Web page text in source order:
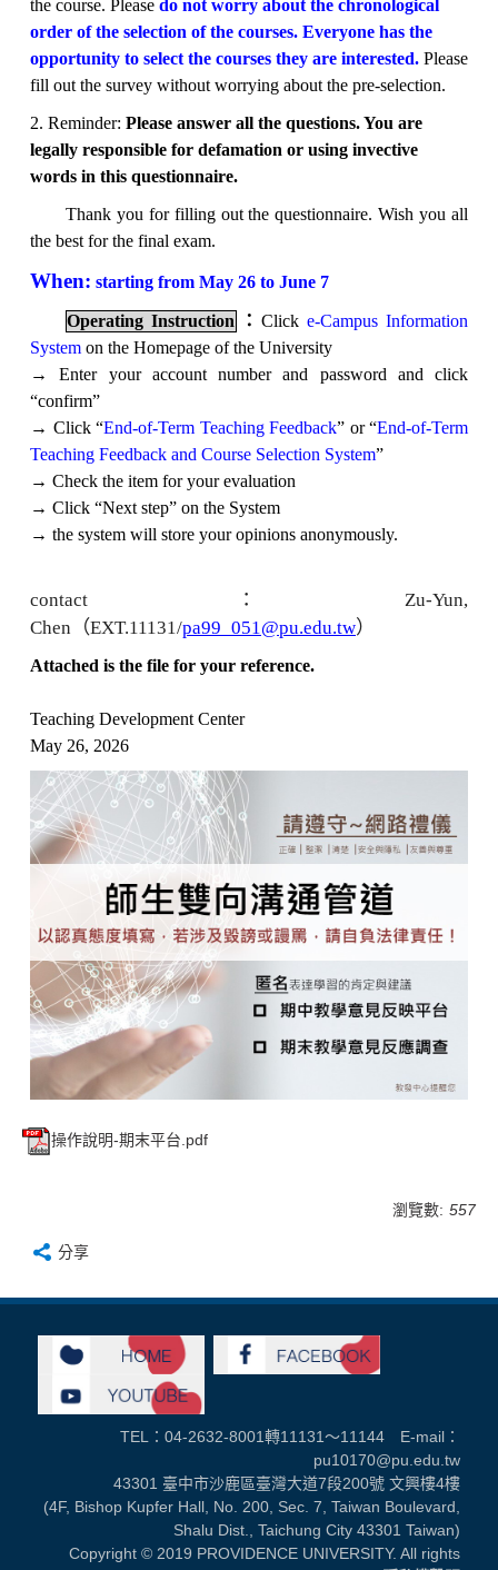
the course. Please do not worry about the chronological
order of the selection of the courses. Everyone has the
opportunity to select the courses they are interested. Please
fill out the survey without worrying about the pre-selection.
2. Reminder: Please answer all the questions. You are
legally responsible for defamation or using invective
words in this questionnaire.
Thank you for filling out the questionnaire. Wish you all
the best for the final exam.
When: starting from May 26 to June 7
Operating Instruction ： Click e-Campus Information
System on the Homepage of the University
→ Enter your account number and password and click
“confirm”
→ Click “End-of-Term Teaching Feedback” or “End-of-Term
Teaching Feedback and Course Selection System”
→ Check the item for your evaluation
→ Click “Next step” on the System
→ the system will store your opinions anonymously.
contact ： Zu-Yun,
Chen （EXT.11131/pa99_051@pu.edu.tw）
Attached is the file for your reference.
Teaching Development Center
May 26, 2026
操作說明-期末平台.pdf
瀏覽數: 557
分享
TEL：04-2632-8001轉11131～11144 E-mail：
pu10170@pu.edu.tw
43301 臺中市沙鹿區臺灣大道7段200號 文興樓4樓
(4F, Bishop Kupfer Hall, No. 200, Sec. 7, Taiwan Boulevard,
Shalu Dist., Taichung City 43301 Taiwan)
Copyright © 2019 PROVIDENCE UNIVERSITY. All rights